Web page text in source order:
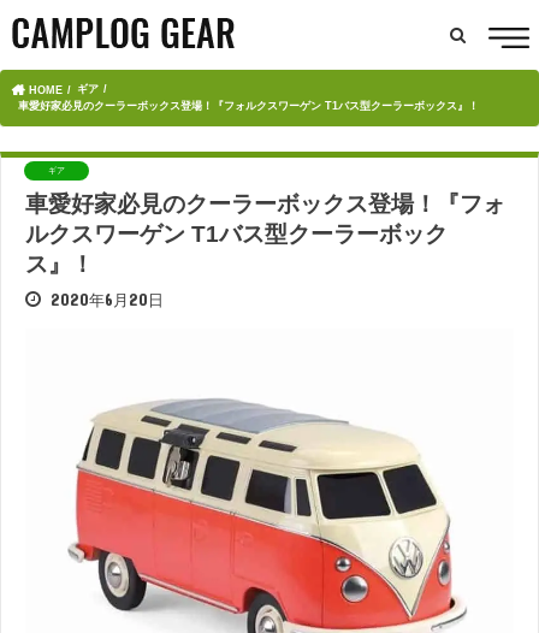
HOME
ギア
車愛好家必見のクーラーボックス登場！『フォルクスワーゲン T1バス型クーラーボックス』！
ギア
車愛好家必見のクーラーボックス登場！『フォ
ルクスワーゲン T1バス型クーラーボック
ス』！
2020年6月20日